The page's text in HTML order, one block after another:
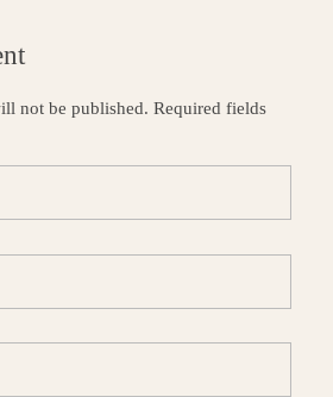
not be published. Required fields